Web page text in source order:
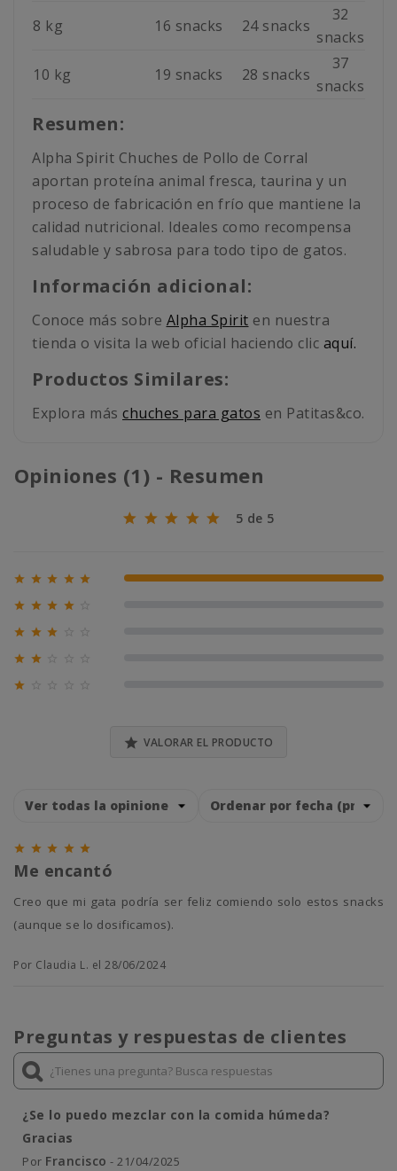
8 kg 16 snacks 24 snacks
32
snacks
10 kg
19 snacks 28 snacks
37
snacks
Resumen:
Alpha Spirit Chuches de Pollo de Corral
aportan proteína animal fresca, taurina y un
proceso de fabricación en frío que mantiene la
calidad nutricional. Ideales como recompensa
saludable y sabrosa para todo tipo de gatos.
Información adicional:
Conoce más sobre Alpha Spirit en nuestra
tienda o visita la web oficial haciendo clic aquí.
Productos Similares:
Explora más chuches para gatos en Patitas&co.
Opiniones (1) - Resumen
5 de 5
     100% (1)
   
  
 

 VALORAR EL PRODUCTO
    
Me encantó
Creo que mi gata podría ser feliz comiendo solo estos snacks
(aunque se lo dosificamos).
Por Claudia L. el 28/06/2024
Preguntas y respuestas de clientes
¿Se lo puedo mezclar con la comida húmeda?
Gracias
Por Francisco - 21/04/2025